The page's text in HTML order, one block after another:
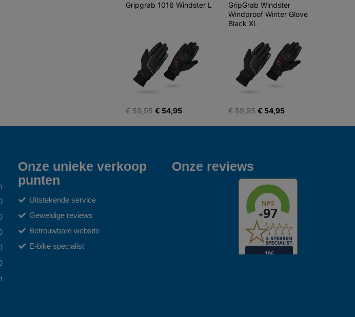
Gripgrab 1016 Windster L
€ 59,95 € 54,95
GripGrab Windster
Windproof Winter Glove
Black XL
€ 59,95 € 54,95
Onze unieke verkoop
punten
Uitstekende service
Geweldige reviews
Betrouwbare website
E-bike specialist
Onze reviews